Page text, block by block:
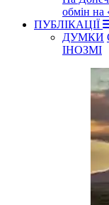
обмін на
ПУБЛІКАЦІЇ
ДУМКИ
ІНОЗМІ